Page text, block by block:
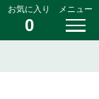
お気に入り
0
メニュー